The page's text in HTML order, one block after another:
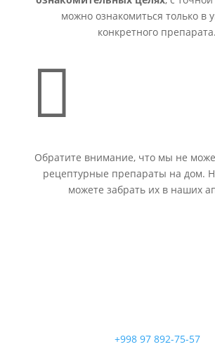
можно ознакомиться только в
конкретного препарата.

Обратите внимание, что мы не
рецептурные препараты на дом.
можете забрать их в наших
+998 97 892-75-57